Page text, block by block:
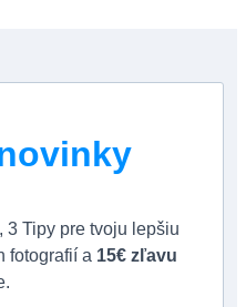
3 Tipy pre tvoju lepšiu
fotografií a 15€ zľavu